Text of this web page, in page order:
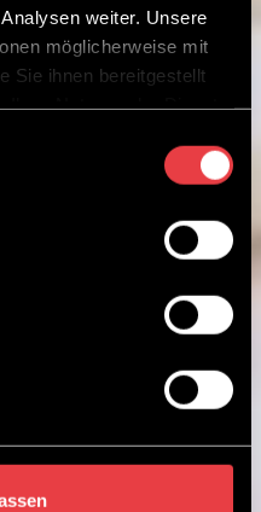
weiter. Unsere
möglicherweise mit
Sie ihnen bereitgestellt